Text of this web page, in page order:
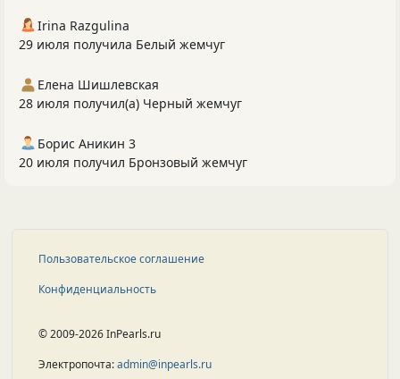
Irina Razgulina
29 июля получила Белый жемчуг
Елена Шишлевская
28 июля получил(а) Черный жемчуг
Борис Аникин 3
20 июля получил Бронзовый жемчуг
Пользовательское соглашение
Конфиденциальность
© 2009-2026 InPearls.ru
Электропочта:admin@inpearls.ru